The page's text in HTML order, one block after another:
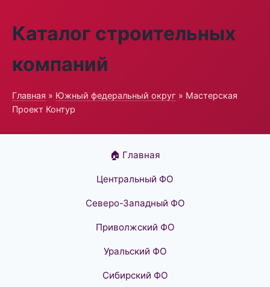
Каталог строительных
компаний
Главная » Южный федеральный округ » Мастерская
Проект Контур
🏠 Главная
Центральный ФО
Северо-Западный ФО
Приволжский ФО
Уральский ФО
Сибирский ФО